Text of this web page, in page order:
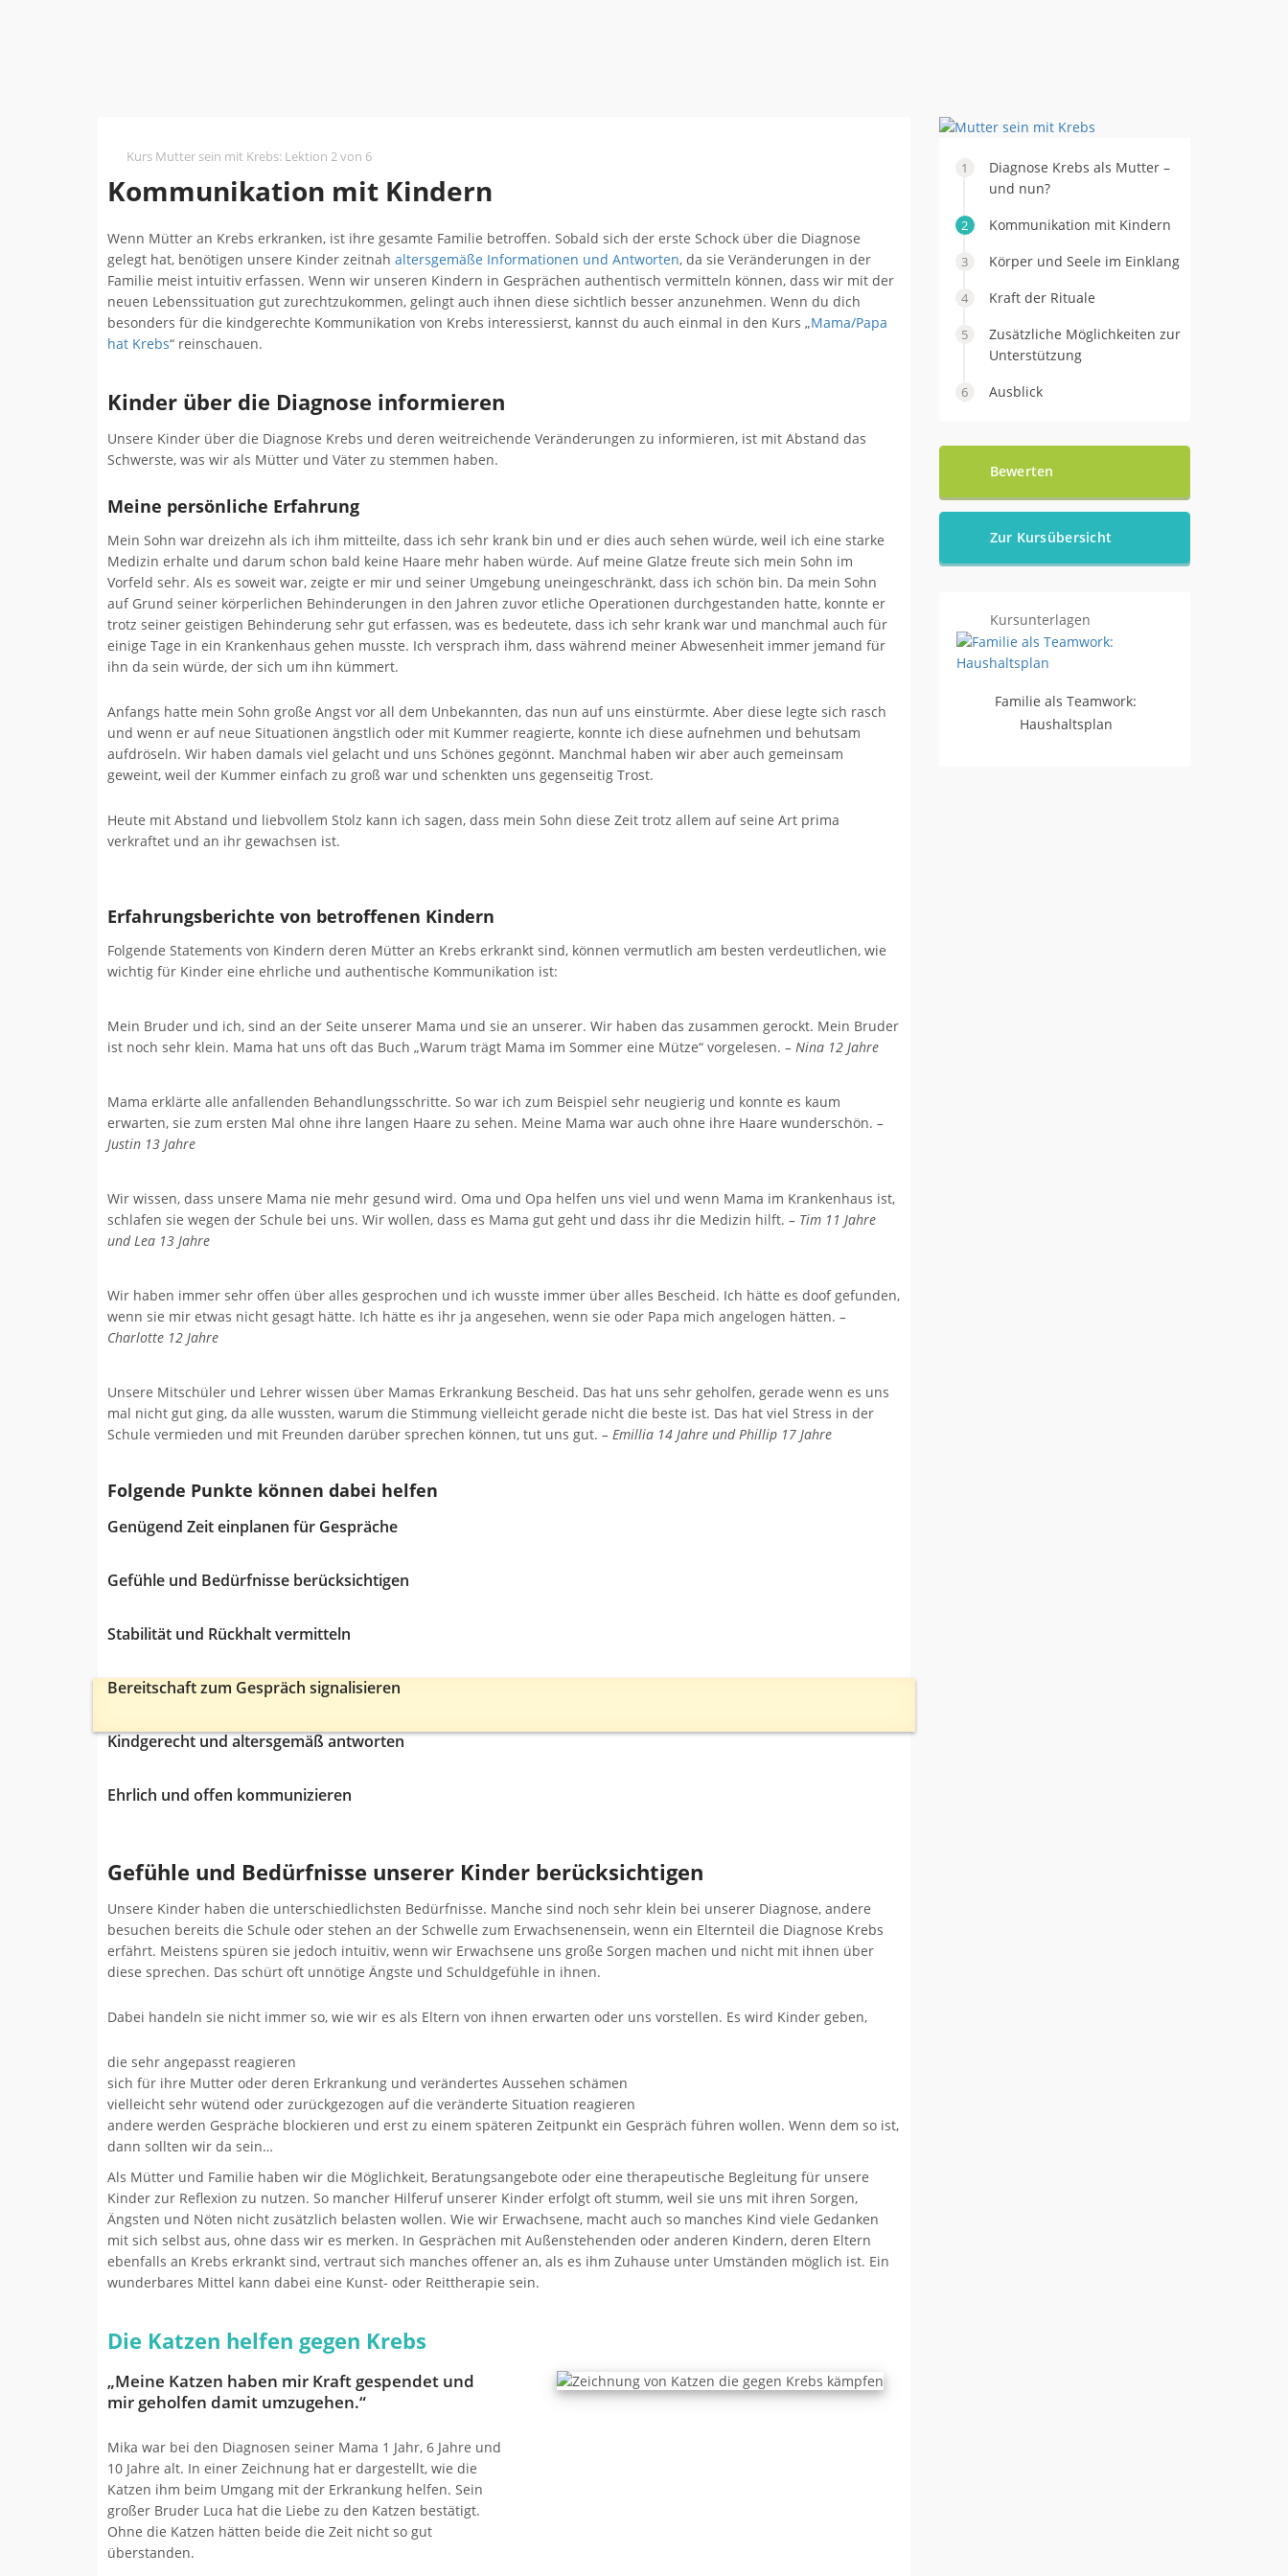
Kurs Mutter sein mit Krebs: Lektion 2 von 6
Kommunikation mit Kindern
Wenn Mütter an Krebs erkranken, ist ihre gesamte Familie betroffen. Sobald sich der erste Schock über die Diagnose
gelegt hat, benötigen unsere Kinder zeitnah altersgemäße Informationen und Antworten, da sie Veränderungen in der
Familie meist intuitiv erfassen. Wenn wir unseren Kindern in Gesprächen authentisch vermitteln können, dass wir mit der
neuen Lebenssituation gut zurechtzukommen, gelingt auch ihnen diese sichtlich besser anzunehmen. Wenn du dich
besonders für die kindgerechte Kommunikation von Krebs interessierst, kannst du auch einmal in den Kurs „Mama/Papa
hat Krebs“ reinschauen.
Kinder über die Diagnose informieren
Unsere Kinder über die Diagnose Krebs und deren weitreichende Veränderungen zu informieren, ist mit Abstand das
Schwerste, was wir als Mütter und Väter zu stemmen haben.
Meine persönliche Erfahrung
Mein Sohn war dreizehn als ich ihm mitteilte, dass ich sehr krank bin und er dies auch sehen würde, weil ich eine starke
Medizin erhalte und darum schon bald keine Haare mehr haben würde. Auf meine Glatze freute sich mein Sohn im
Vorfeld sehr. Als es soweit war, zeigte er mir und seiner Umgebung uneingeschränkt, dass ich schön bin. Da mein Sohn
auf Grund seiner körperlichen Behinderungen in den Jahren zuvor etliche Operationen durchgestanden hatte, konnte er
trotz seiner geistigen Behinderung sehr gut erfassen, was es bedeutete, dass ich sehr krank war und manchmal auch für
einige Tage in ein Krankenhaus gehen musste. Ich versprach ihm, dass während meiner Abwesenheit immer jemand für
ihn da sein würde, der sich um ihn kümmert.
Anfangs hatte mein Sohn große Angst vor all dem Unbekannten, das nun auf uns einstürmte. Aber diese legte sich rasch
und wenn er auf neue Situationen ängstlich oder mit Kummer reagierte, konnte ich diese aufnehmen und behutsam
aufdröseln. Wir haben damals viel gelacht und uns Schönes gegönnt. Manchmal haben wir aber auch gemeinsam
geweint, weil der Kummer einfach zu groß war und schenkten uns gegenseitig Trost.
Heute mit Abstand und liebvollem Stolz kann ich sagen, dass mein Sohn diese Zeit trotz allem auf seine Art prima
verkraftet und an ihr gewachsen ist.
Erfahrungsberichte von betroffenen Kindern
Folgende Statements von Kindern deren Mütter an Krebs erkrankt sind, können vermutlich am besten verdeutlichen, wie
wichtig für Kinder eine ehrliche und authentische Kommunikation ist:
Mein Bruder und ich, sind an der Seite unserer Mama und sie an unserer. Wir haben das zusammen gerockt. Mein Bruder
ist noch sehr klein. Mama hat uns oft das Buch „Warum trägt Mama im Sommer eine Mütze“ vorgelesen. – Nina 12 Jahre
Mama erklärte alle anfallenden Behandlungsschritte. So war ich zum Beispiel sehr neugierig und konnte es kaum
erwarten, sie zum ersten Mal ohne ihre langen Haare zu sehen. Meine Mama war auch ohne ihre Haare wunderschön. –
Justin 13 Jahre
Wir wissen, dass unsere Mama nie mehr gesund wird. Oma und Opa helfen uns viel und wenn Mama im Krankenhaus ist,
schlafen sie wegen der Schule bei uns. Wir wollen, dass es Mama gut geht und dass ihr die Medizin hilft. – Tim 11 Jahre
und Lea 13 Jahre
Wir haben immer sehr offen über alles gesprochen und ich wusste immer über alles Bescheid. Ich hätte es doof gefunden,
wenn sie mir etwas nicht gesagt hätte. Ich hätte es ihr ja angesehen, wenn sie oder Papa mich angelogen hätten. –
Charlotte 12 Jahre
Unsere Mitschüler und Lehrer wissen über Mamas Erkrankung Bescheid. Das hat uns sehr geholfen, gerade wenn es uns
mal nicht gut ging, da alle wussten, warum die Stimmung vielleicht gerade nicht die beste ist. Das hat viel Stress in der
Schule vermieden und mit Freunden darüber sprechen können, tut uns gut. – Emillia 14 Jahre und Phillip 17 Jahre
Folgende Punkte können dabei helfen
Genügend Zeit einplanen für Gespräche
Gefühle und Bedürfnisse berücksichtigen
Stabilität und Rückhalt vermitteln
Bereitschaft zum Gespräch signalisieren
Kindgerecht und altersgemäß antworten
Ehrlich und offen kommunizieren
Gefühle und Bedürfnisse unserer Kinder berücksichtigen
Unsere Kinder haben die unterschiedlichsten Bedürfnisse. Manche sind noch sehr klein bei unserer Diagnose, andere
besuchen bereits die Schule oder stehen an der Schwelle zum Erwachsenensein, wenn ein Elternteil die Diagnose Krebs
erfährt. Meistens spüren sie jedoch intuitiv, wenn wir Erwachsene uns große Sorgen machen und nicht mit ihnen über
diese sprechen. Das schürt oft unnötige Ängste und Schuldgefühle in ihnen.
Dabei handeln sie nicht immer so, wie wir es als Eltern von ihnen erwarten oder uns vorstellen. Es wird Kinder geben,
die sehr angepasst reagieren
sich für ihre Mutter oder deren Erkrankung und verändertes Aussehen schämen
vielleicht sehr wütend oder zurückgezogen auf die veränderte Situation reagieren
andere werden Gespräche blockieren und erst zu einem späteren Zeitpunkt ein Gespräch führen wollen. Wenn dem so ist,
dann sollten wir da sein…
Als Mütter und Familie haben wir die Möglichkeit, Beratungsangebote oder eine therapeutische Begleitung für unsere
Kinder zur Reflexion zu nutzen. So mancher Hilferuf unserer Kinder erfolgt oft stumm, weil sie uns mit ihren Sorgen,
Ängsten und Nöten nicht zusätzlich belasten wollen. Wie wir Erwachsene, macht auch so manches Kind viele Gedanken
mit sich selbst aus, ohne dass wir es merken. In Gesprächen mit Außenstehenden oder anderen Kindern, deren Eltern
ebenfalls an Krebs erkrankt sind, vertraut sich manches offener an, als es ihm Zuhause unter Umständen möglich ist. Ein
wunderbares Mittel kann dabei eine Kunst- oder Reittherapie sein.
Die Katzen helfen gegen Krebs
„Meine Katzen haben mir Kraft gespendet und
mir geholfen damit umzugehen.“
Mika war bei den Diagnosen seiner Mama 1 Jahr, 6 Jahre und
10 Jahre alt. In einer Zeichnung hat er dargestellt, wie die
Katzen ihm beim Umgang mit der Erkrankung helfen. Sein
großer Bruder Luca hat die Liebe zu den Katzen bestätigt.
Ohne die Katzen hätten beide die Zeit nicht so gut
überstanden.
Diagnose Krebs als Mutter –
und nun?
Kommunikation mit Kindern
Körper und Seele im Einklang
Kraft der Rituale
Zusätzliche Möglichkeiten zur
Unterstützung
Ausblick
Bewerten
Zur Kursübersicht
Kursunterlagen
Familie als Teamwork:
Haushaltsplan